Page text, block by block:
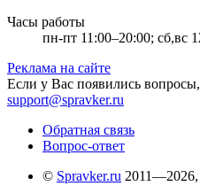
Часы работы
пн-пт 11:00–20:00; сб,вс
Реклама на сайте
Если у Вас появились
support@spravker.ru
Обратная связь
Вопрос-ответ
© Spravker.ru 2011—2026,